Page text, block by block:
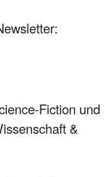
Fiction und
&